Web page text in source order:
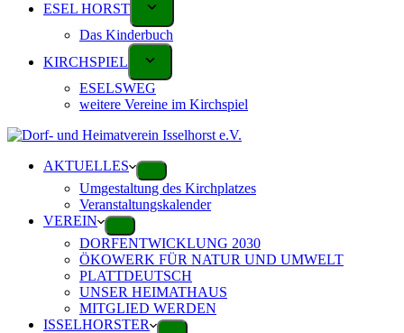
ESEL HORST
Das Kinderbuch
KIRCHSPIEL
ESELSWEG
weitere Vereine im Kirchspiel
AKTUELLES
Umgestaltung des Kirchplatzes
Veranstaltungskalender
VEREIN
DORFENTWICKLUNG 2030
ÖKOWERK FÜR NATUR UND UMWELT
PLATTDEUTSCH
UNSER HEIMATHAUS
MITGLIED WERDEN
ISSELHORSTER